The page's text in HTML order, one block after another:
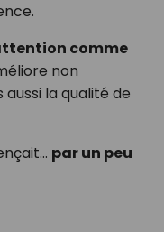
comme
non
la qualité de
par un peu